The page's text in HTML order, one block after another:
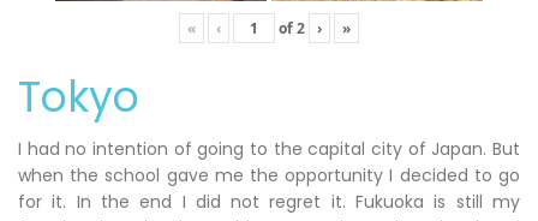
« ‹ of2 › »
Tokyo
I had no intention of going to the capital city of Japan. But
when the school gave me the opportunity I decided to go
for it. In the end I did not regret it. Fukuoka is still my